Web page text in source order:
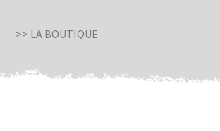
>> LA BOUTIQUE